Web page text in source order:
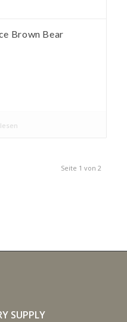
Brown Bear
Seite 1 von 2
SUPPLY